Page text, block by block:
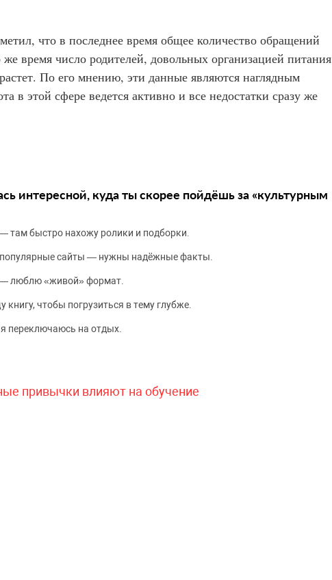
что в последнее время общее количество обращений
время число родителей, довольных организацией питания
По его мнению, эти данные являются наглядным
в этой сфере ведется активно и все недостатки сразу же
интересной, куда ты скорее пойдёшь за «культурным
там быстро нахожу ролики и подборки.
сайты — нужны надёжные факты.
— люблю «живой» формат.
чтобы погрузиться в тему глубже.
переключаюсь на отдых.
привычки влияют на обучение